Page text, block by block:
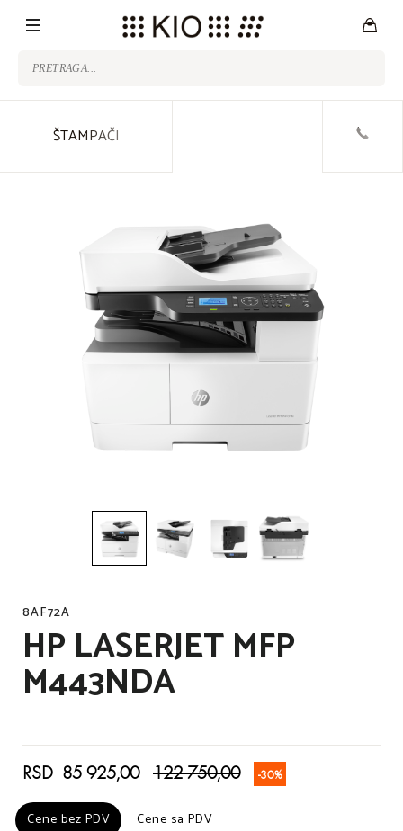
ŠTAMPAČI
8AF72A
HP LASERJET MFP
M443NDA
RSD 85 925,00 122 750,00 -30%
Cene bez PDV Cene sa PDV
Cene bez PDV Cene sa PDV